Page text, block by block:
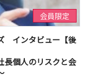
会員限定
インタビュー【後
長個人のリスクと会